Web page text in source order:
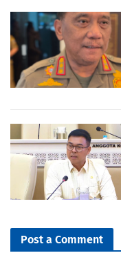
Post a Comment